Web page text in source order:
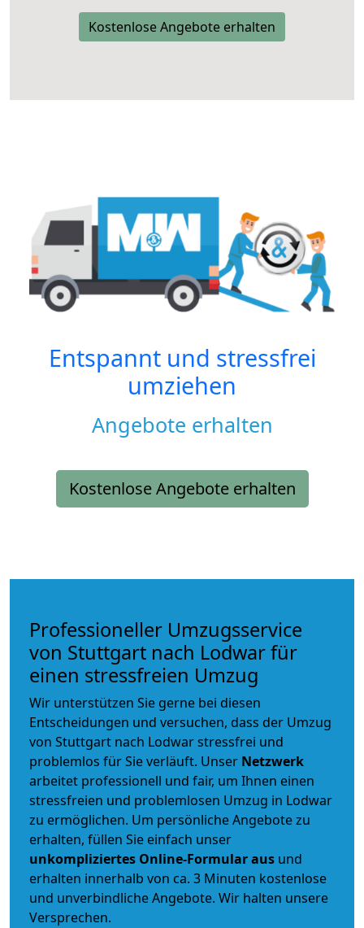
Kostenlose Angebote erhalten
Entspannt und stressfrei
umziehen
Angebote erhalten
Kostenlose Angebote erhalten
Professioneller Umzugsservice
von Stuttgart nach Lodwar für
einen stressfreien Umzug
Wir unterstützen Sie gerne bei diesen
Entscheidungen und versuchen, dass der Umzug
von Stuttgart nach Lodwar stressfrei und
problemlos für Sie verläuft. Unser Netzwerk
arbeitet professionell und fair, um Ihnen einen
stressfreien und problemlosen Umzug in Lodwar
zu ermöglichen. Um persönliche Angebote zu
erhalten, füllen Sie einfach unser
unkompliziertes Online-Formular aus und
erhalten innerhalb von ca. 3 Minuten kostenlose
und unverbindliche Angebote. Wir halten unsere
Versprechen.